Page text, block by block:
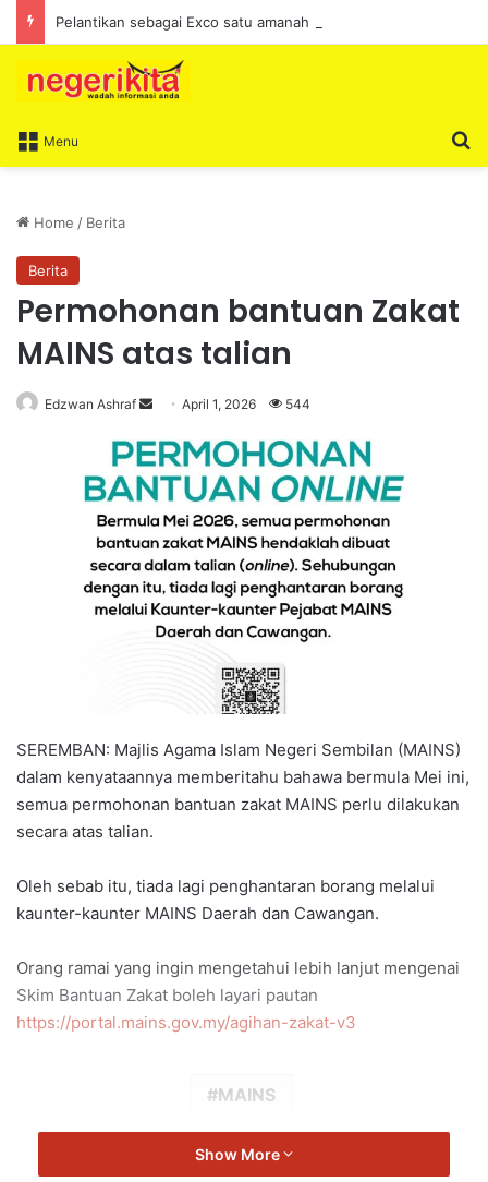
Menu
Home / Berita
Berita
Permohonan bantuan Zakat
MAINS atas talian
Edzwan Ashraf
n
d
e
m
a
April 1, 2026 544
SEREMBAN: Majlis Agama Islam Negeri Sembilan (MAINS)
dalam kenyataannya memberitahu bahawa bermula Mei ini,
semua permohonan bantuan zakat MAINS perlu dilakukan
secara atas talian.
Oleh sebab itu, tiada lagi penghantaran borang melalui
kaunter-kaunter MAINS Daerah dan Cawangan.
Orang ramai yang ingin mengetahui lebih lanjut mengenai
Skim Bantuan Zakat boleh layari pautan
https://portal.mains.gov.my/agihan-zakat-v3
MAINS
Show More